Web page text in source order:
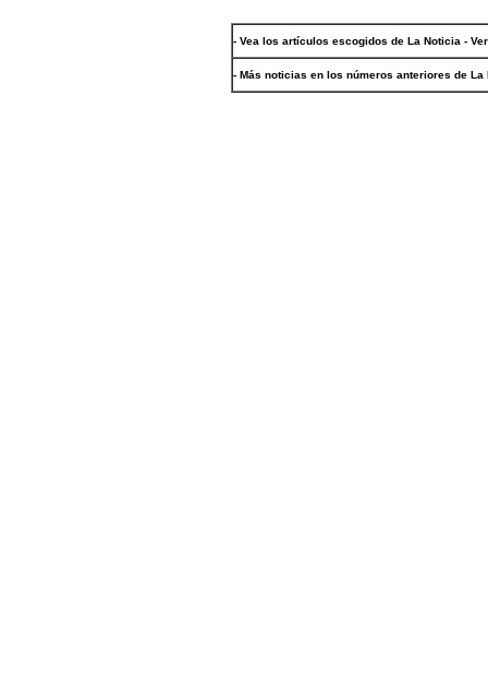
- Vea los artículos escogidos de La Noticia -
- Más noticias en los números anteriores de La